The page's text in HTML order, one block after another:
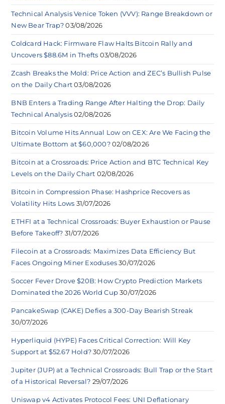
Technical Analysis Venice Token (VVV): Range Breakdown or
New Bear Trap? 03/08/2026
Coldcard Hack: Firmware Flaw Halts Bitcoin Rally and
Uncovers $88.6M in Thefts 03/08/2026
Zcash Breaks the Mold: Price Action and ZEC’s Bullish Pulse
on the Daily Chart 03/08/2026
BNB Enters a Trading Range After Halting the Drop: Daily
Technical Analysis 02/08/2026
Bitcoin Volume Hits Annual Low on CEX: Are We Facing the
Ultimate Bottom at $60,000? 02/08/2026
Bitcoin at a Crossroads: Price Action and BTC Technical Key
Levels on the Daily Chart 02/08/2026
Bitcoin in Compression Phase: Hashprice Recovers as
Volatility Hits Lows 31/07/2026
ETHFI at a Technical Crossroads: Buyer Exhaustion or Pause
Before Takeoff? 31/07/2026
Filecoin at a Crossroads: Maximizes Data Efficiency But
Faces Ongoing Miner Exoduses 30/07/2026
Soccer Fever Drove $20B: How Crypto Prediction Markets
Dominated the 2026 World Cup 30/07/2026
PancakeSwap (CAKE) Defies a 300-Day Bearish Streak
30/07/2026
Hyperliquid (HYPE) Faces Critical Correction: Will Key
Support at $52.67 Hold? 30/07/2026
Jupiter (JUP) at a Technical Crossroads: Bull Trap or the Start
of a Historical Reversal? 29/07/2026
Uniswap v4 Activates Protocol Fees: UNI Deflationary